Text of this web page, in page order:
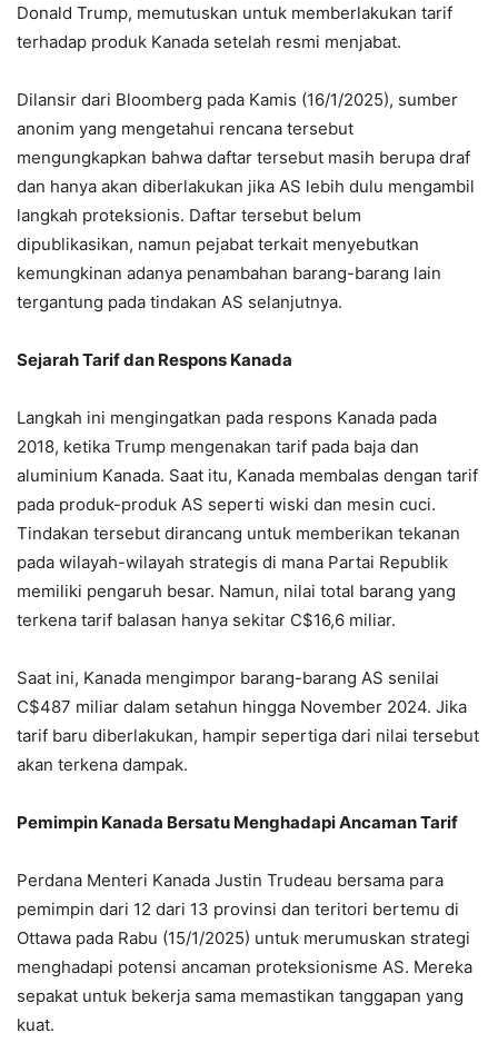
Donald Trump, memutuskan untuk memberlakukan tarif
terhadap produk Kanada setelah resmi menjabat.
Dilansir dari Bloomberg pada Kamis (16/1/2025), sumber
anonim yang mengetahui rencana tersebut
mengungkapkan bahwa daftar tersebut masih berupa draf
dan hanya akan diberlakukan jika AS lebih dulu mengambil
langkah proteksionis. Daftar tersebut belum
dipublikasikan, namun pejabat terkait menyebutkan
kemungkinan adanya penambahan barang-barang lain
tergantung pada tindakan AS selanjutnya.
Sejarah Tarif dan Respons Kanada
Langkah ini mengingatkan pada respons Kanada pada
2018, ketika Trump mengenakan tarif pada baja dan
aluminium Kanada. Saat itu, Kanada membalas dengan tarif
pada produk-produk AS seperti wiski dan mesin cuci.
Tindakan tersebut dirancang untuk memberikan tekanan
pada wilayah-wilayah strategis di mana Partai Republik
memiliki pengaruh besar. Namun, nilai total barang yang
terkena tarif balasan hanya sekitar C$16,6 miliar.
Saat ini, Kanada mengimpor barang-barang AS senilai
C$487 miliar dalam setahun hingga November 2024. Jika
tarif baru diberlakukan, hampir sepertiga dari nilai tersebut
akan terkena dampak.
Pemimpin Kanada Bersatu Menghadapi Ancaman Tarif
Perdana Menteri Kanada Justin Trudeau bersama para
pemimpin dari 12 dari 13 provinsi dan teritori bertemu di
Ottawa pada Rabu (15/1/2025) untuk merumuskan strategi
menghadapi potensi ancaman proteksionisme AS. Mereka
sepakat untuk bekerja sama memastikan tanggapan yang
kuat.